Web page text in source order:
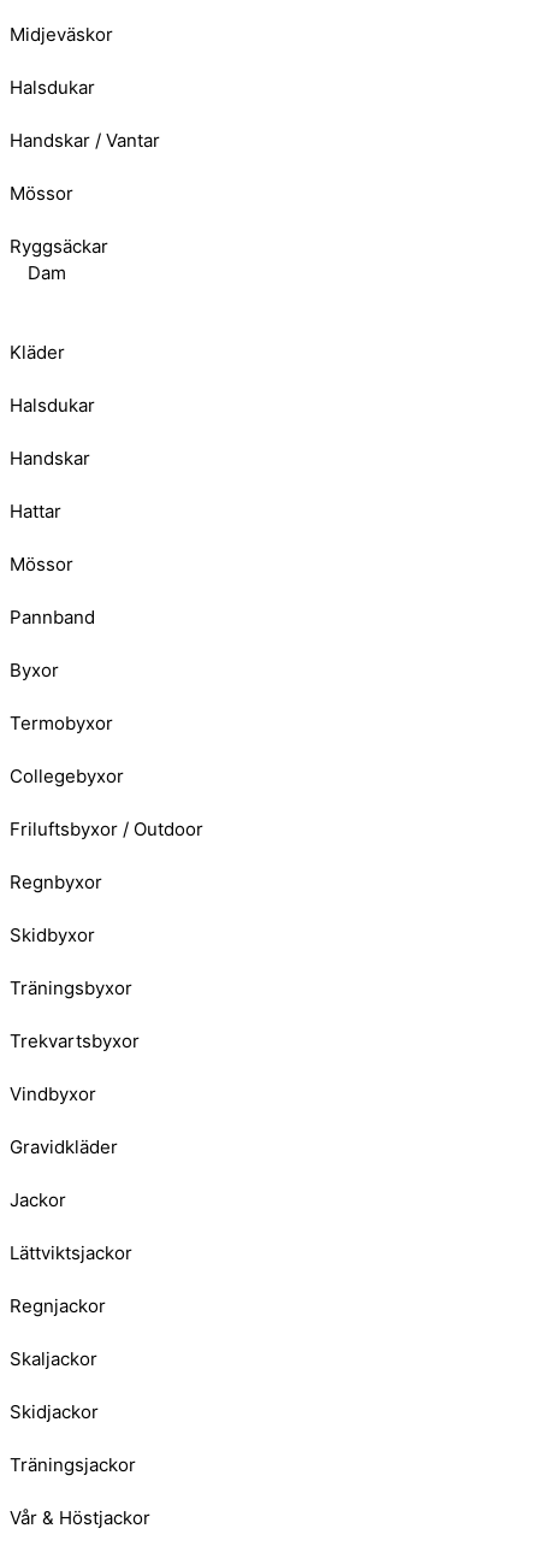
Midjeväskor
Halsdukar
Handskar / Vantar
Mössor
Ryggsäckar
Dam
Kläder
Halsdukar
Handskar
Hattar
Mössor
Pannband
Byxor
Termobyxor
Collegebyxor
Friluftsbyxor / Outdoor
Regnbyxor
Skidbyxor
Träningsbyxor
Trekvartsbyxor
Vindbyxor
Gravidkläder
Jackor
Lättviktsjackor
Regnjackor
Skaljackor
Skidjackor
Träningsjackor
Vår & Höstjackor